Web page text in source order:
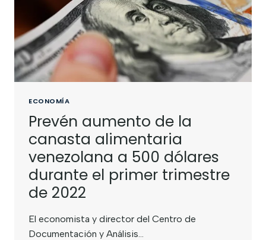
ECONOMÍA
Prevén aumento de la
canasta alimentaria
venezolana a 500 dólares
durante el primer trimestre
de 2022
El economista y director del Centro de
Documentación y Análisis…